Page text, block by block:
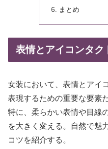
まとめ
表情とアイコンタク
女装において、表情とアイ
表現するための重要な要素だ
特に、柔らかい表情や目線
を大きく変える。自然で魅
コツを紹介する。